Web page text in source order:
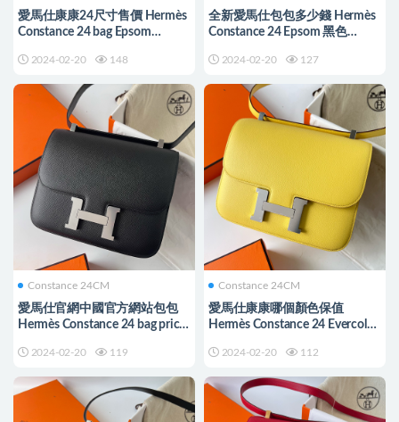
愛馬仕康康24尺寸售價 Hermès
Constance 24 bag Epsom
2024-02-20 148
全新愛馬仕包包多少錢 Hermès
Constance 24 Epsom 黑色
2024-02-20 127
Constance 24CM
愛馬仕官網中國官方網站包包
Hermès Constance 24 bag price
2024-02-20 119
Constance 24CM
愛馬仕康康哪個顏色保值
Hermès Constance 24 Evercolor
2024-02-20 112